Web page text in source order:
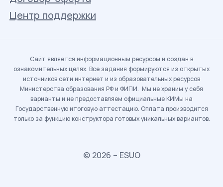
Центр поддержки
Сайт является информационным ресурсом и создан в
ознакомительных целях. Все задания формируются из открытых
источников сети интернет и из образовательных ресурсов
Министерства образования РФ и ФИПИ. Мы не храним у себя
варианты и не предоставляем официальные КИМы на
Государственную итоговую аттестацию. Оплата производится
только за функцию конструктора готовых уникальных вариантов.
© 2026 – ESUO